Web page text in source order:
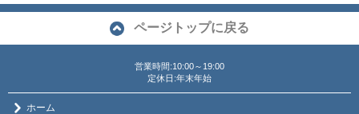
ページトップに戻る
営業時間:10:00～19:00
定休日:年末年始
ホーム